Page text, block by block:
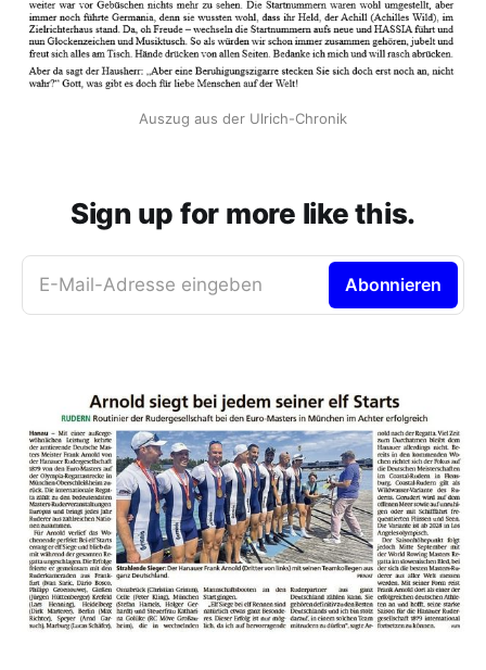
Auszug aus der Ulrich-Chronik
Sign up for more like this.
E-Mail-Adresse eingeben Abonnieren